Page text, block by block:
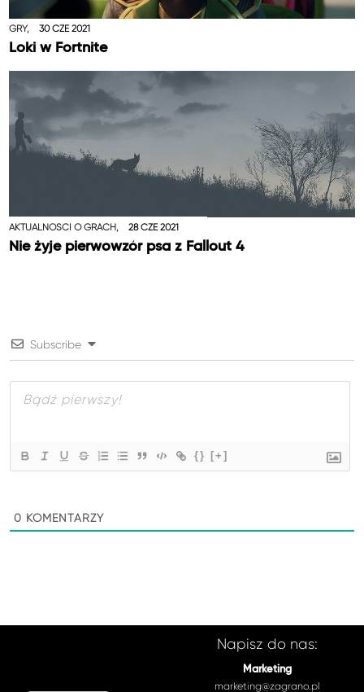
GRY, 30 CZE 2021
Loki w Fortnite
AKTUALNOŚCI O GRACH, 28 CZE 2021
Nie żyje pierwowzór psa z Fallout 4
Subscribe
{} [+]
0 KOMENTARZY
Napisz do nas:
Marketing
marketing@zagrano.pl